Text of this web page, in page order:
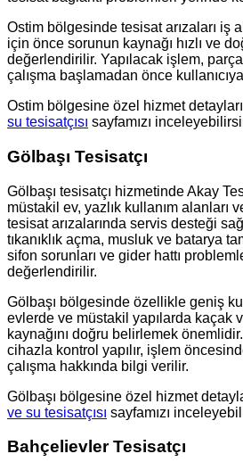
Ostim bölgesinde tesisat arızaları iş
için önce sorunun kaynağı hızlı ve
değerlendirilir. Yapılacak işlem,
çalışma başlamadan önce
Ostim bölgesine özel hizmet
su tesisatçısı sayfamızı
Gölbaşı Tesisatçı
Gölbaşı tesisatçı hizmetinde Akay
müstakil ev, yazlık kullanım alanları
tesisat arızalarında servis desteği
tıkanıklık açma, musluk ve batarya
sifon sorunları ve gider hattı
değerlendirilir.
Gölbaşı bölgesinde özellikle geniş
evlerde ve müstakil yapılarda kaçak
kaynağını doğru belirlemek
cihazla kontrol yapılır, işlem
çalışma hakkında bilgi verilir.
Gölbaşı bölgesine özel hizmet
ve su tesisatçısı sayfamızı
Bahçelievler Tesisatçı